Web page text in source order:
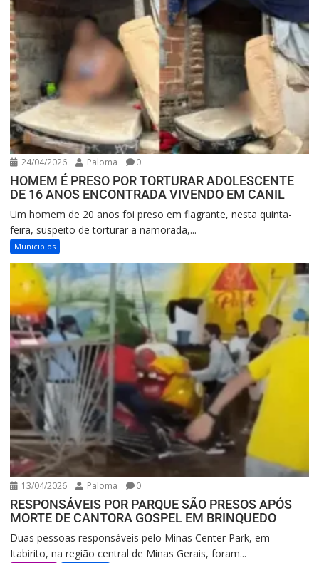
24/04/2026 Paloma 0
HOMEM É PRESO POR TORTURAR ADOLESCENTE
DE 16 ANOS ENCONTRADA VIVENDO EM CANIL
Um homem de 20 anos foi preso em flagrante, nesta quinta-
feira, suspeito de torturar a namorada,...
Municipios
13/04/2026 Paloma 0
RESPONSÁVEIS POR PARQUE SÃO PRESOS APÓS
MORTE DE CANTORA GOSPEL EM BRINQUEDO
Duas pessoas responsáveis pelo Minas Center Park, em
Itabirito, na região central de Minas Gerais, foram...